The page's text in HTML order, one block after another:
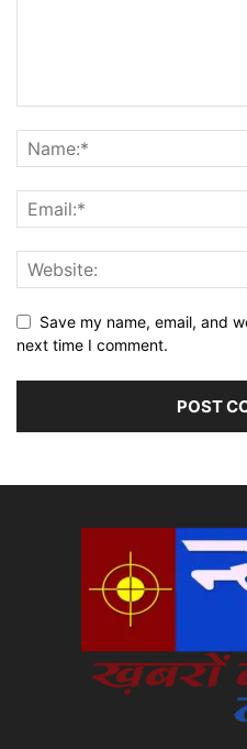
Save my name, email, and
next time I comment.